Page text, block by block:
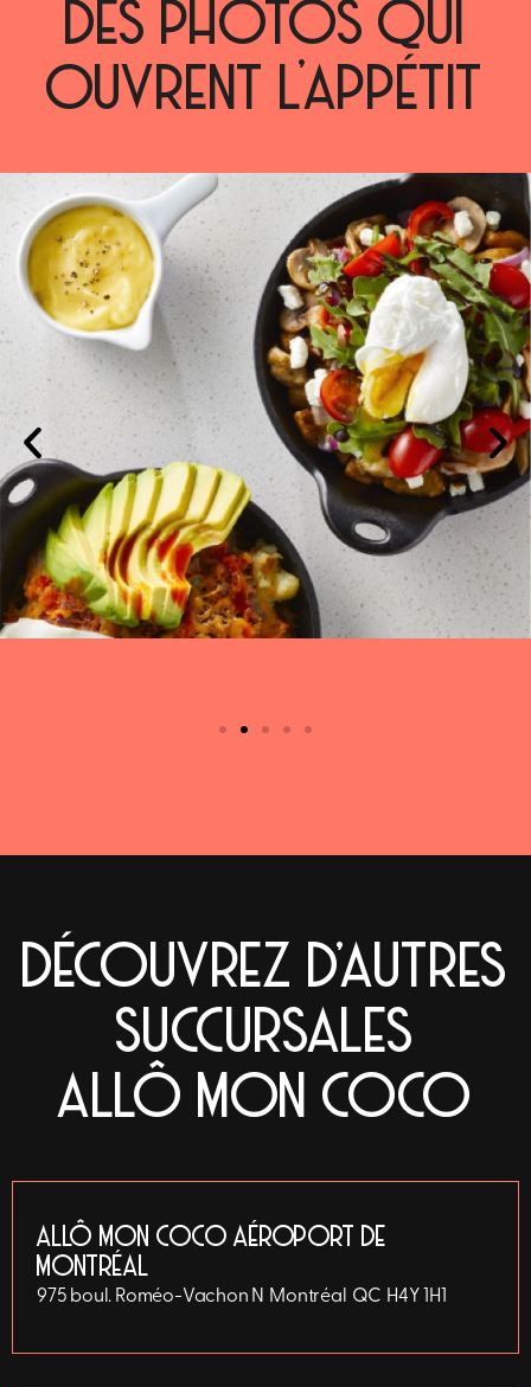
DES PHOTOS QUI
OUVRENT L’APPÉTIT
DÉCOUVREZ D'AUTRES
SUCCURSALES
ALLÔ MON COCO
ALLÔ MON COCO AÉROPORT DE
MONTRÉAL
975 boul. Roméo-Vachon N Montréal QC H4Y 1H1